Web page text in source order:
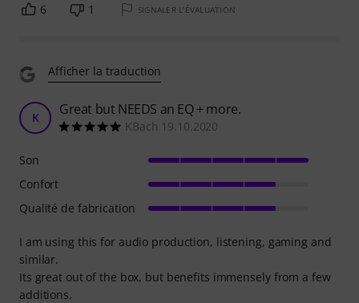
6 1 SIGNALER L'ÉVALUATION
Afficher la traduction
K Great but NEEDS an EQ + more.
KBach 19.10.2020
I am using this for audio production, listening, gaming and
similar.
Its great out of the box, but benefits immensely from a few
additions.
Son
Confort
Qualité de fabrication